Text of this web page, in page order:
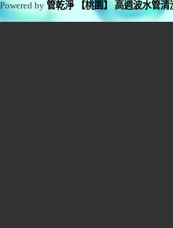
Powered by管乾淨 【桃園】 高週波水管清